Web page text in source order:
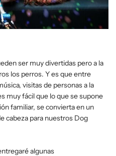
ser muy divertidas pero a la
los perros. Y es que entre
visitas de personas a la
muy fácil que lo que se supone
familiar, se convierta en un
cabeza para nuestros Dog
algunas